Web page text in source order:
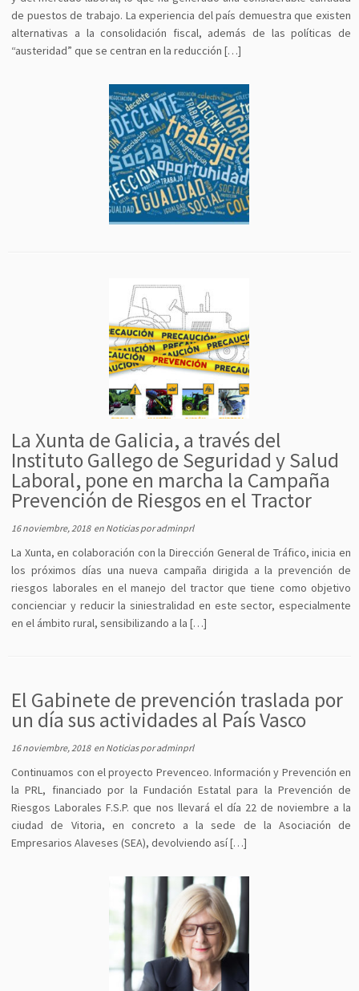
de puestos de trabajo. La experiencia del país demuestra que existen
alternativas a la consolidación fiscal, además de las políticas de
“austeridad” que se centran en la reducción […]
La Xunta de Galicia, a través del
Instituto Gallego de Seguridad y Salud
Laboral, pone en marcha la Campaña
Prevención de Riesgos en el Tractor
16 noviembre, 2018en Noticiasporadminprl
La Xunta, en colaboración con la Dirección General de Tráfico, inicia en
los próximos días una nueva campaña dirigida a la prevención de
riesgos laborales en el manejo del tractor que tiene como objetivo
concienciar y reducir la siniestralidad en este sector, especialmente
en el ámbito rural, sensibilizando a la […]
El Gabinete de prevención traslada por
un día sus actividades al País Vasco
16 noviembre, 2018en Noticiasporadminprl
Continuamos con el proyecto Prevenceo. Información y Prevención en
la PRL, financiado por la Fundación Estatal para la Prevención de
Riesgos Laborales F.S.P. que nos llevará el día 22 de noviembre a la
ciudad de Vitoria, en concreto a la sede de la Asociación de
Empresarios Alaveses (SEA), devolviendo así […]